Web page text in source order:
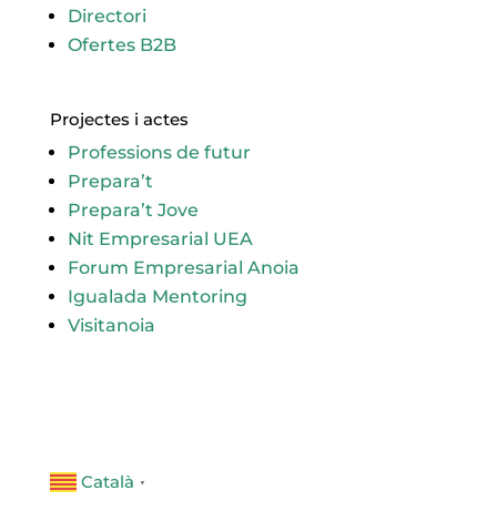
Directori
Ofertes B2B
Projectes i actes
Professions de futur
Prepara’t
Prepara’t Jove
Nit Empresarial UEA
Forum Empresarial Anoia
Igualada Mentoring
Visitanoia
Català ▼